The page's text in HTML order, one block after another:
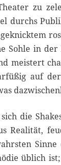
zu
durchs
Sohle in
meistert
auf
die
Realität,
üblich